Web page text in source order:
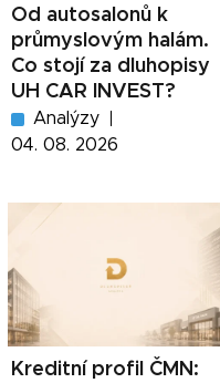
Od autosalonů k
průmyslovým halám.
Co stojí za dluhopisy
UH CAR INVEST?
Analýzy
04. 08. 2026
Kreditní profil ČMN: